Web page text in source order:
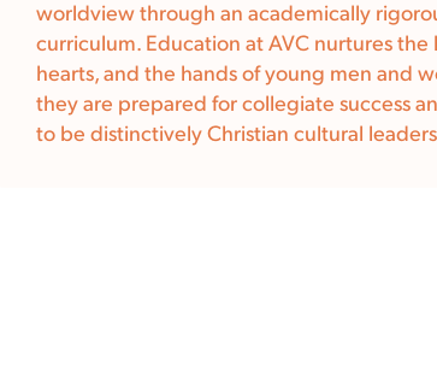
worldview through an academically
curriculum. Education at AVC nurtures the
hearts, and the hands of young men and
they are prepared for collegiate success
to be distinctively Christian cultural